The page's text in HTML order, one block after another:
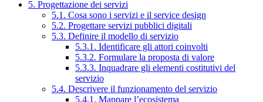
5. Progettazione dei servizi
5.1. Cosa sono i servizi e il service design
5.2. Progettare servizi pubblici digitali
5.3. Definire il modello di servizio
5.3.1. Identificare gli attori coinvolti
5.3.2. Formulare la proposta di valore
5.3.3. Inquadrare gli elementi costitutivi del
servizio
5.4. Descrivere il funzionamento del servizio
5.4.1. Mappare l’ecosistema